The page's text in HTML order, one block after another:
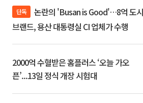
단독
브랜드, 용산 대통령실 CI 업체가 수행
2000억 수혈받은 홈플러스 ‘오늘 가오
픈’...13일 정식 개장 시험대